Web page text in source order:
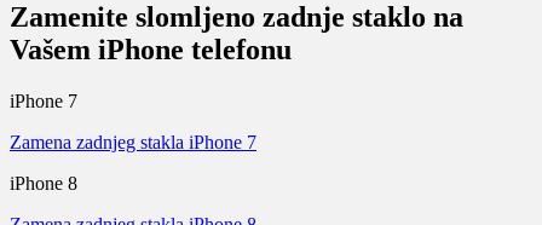
Zamenite slomljeno zadnje staklo na
Vašem iPhone telefonu
iPhone 7
Zamena zadnjeg stakla iPhone 7
iPhone 8